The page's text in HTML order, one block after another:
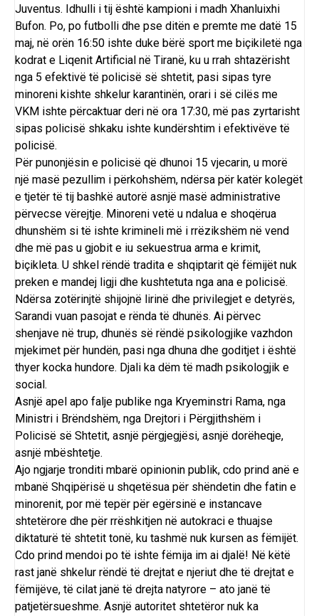
Juventus. Idhulli i tij është kampioni i madh Xhanluixhi
Bufon. Po, po futbolli dhe pse ditën e premte me datë 15
maj, në orën 16:50 ishte duke bërë sport me biçikiletë nga
kodrat e Liqenit Artificial në Tiranë, ku u rrah shtazërisht
nga 5 efektivë të policisë së shtetit, pasi sipas tyre
minoreni kishte shkelur karantinën, orari i së cilës me
VKM ishte përcaktuar deri në ora 17:30, më pas zyrtarisht
sipas policisë shkaku ishte kundërshtim i efektivëve të
policisë.
Për punonjësin e policisë që dhunoi 15 vjecarin, u morë
një masë pezullim i përkohshëm, ndërsa për katër kolegët
e tjetër të tij bashkë autorë asnjë masë administrative
përvecse vërejtje. Minoreni vetë u ndalua e shoqërua
dhunshëm si të ishte krimineli më i rrëzikshëm në vend
dhe më pas u gjobit e iu sekuestrua arma e krimit,
biçikleta. U shkel rëndë tradita e shqiptarit që fëmijët nuk
preken e mandej ligji dhe kushtetuta nga ana e policisë.
Ndërsa zotërinjtë shijojnë lirinë dhe privilegjet e detyrës,
Sarandi vuan pasojat e rënda të dhunës. Ai përvec
shenjave në trup, dhunës së rëndë psikologjike vazhdon
mjekimet për hundën, pasi nga dhuna dhe goditjet i është
thyer kocka hundore. Djali ka dëm të madh psikologjik e
social.
Asnjë apel apo falje publike nga Kryeminstri Rama, nga
Ministri i Brëndshëm, nga Drejtori i Përgjithshëm i
Policisë së Shtetit, asnjë përgjegjësi, asnjë dorëheqje,
asnjë mbështetje.
Ajo ngjarje tronditi mbarë opinionin publik, cdo prind anë e
mbanë Shqipërisë u shqetësua për shëndetin dhe fatin e
minorenit, por më tepër për egërsinë e instancave
shtetërore dhe për rrëshkitjen në autokraci e thuajse
diktaturë të shtetit tonë, ku tashmë nuk kursen as fëmijët.
Cdo prind mendoi po të ishte fëmija im ai djalë! Në këtë
rast janë shkelur rëndë të drejtat e njeriut dhe të drejtat e
fëmijëve, të cilat janë të drejta natyrore – ato janë të
patjetërsueshme. Asnjë autoritet shtetëror nuk ka